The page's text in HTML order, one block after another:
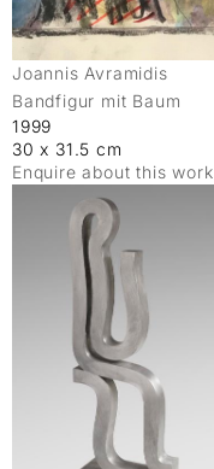
Joannis Avramidis
Bandfigur mit Baum
1999
30 x 31.5 cm
Enquire about this work